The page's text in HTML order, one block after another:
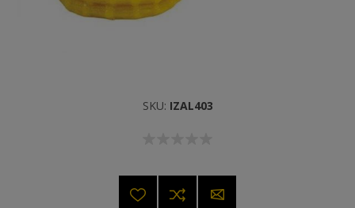
SKU: IZAL403